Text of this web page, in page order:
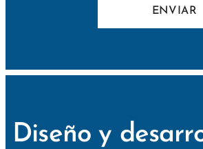
ENVIAR
Diseño y